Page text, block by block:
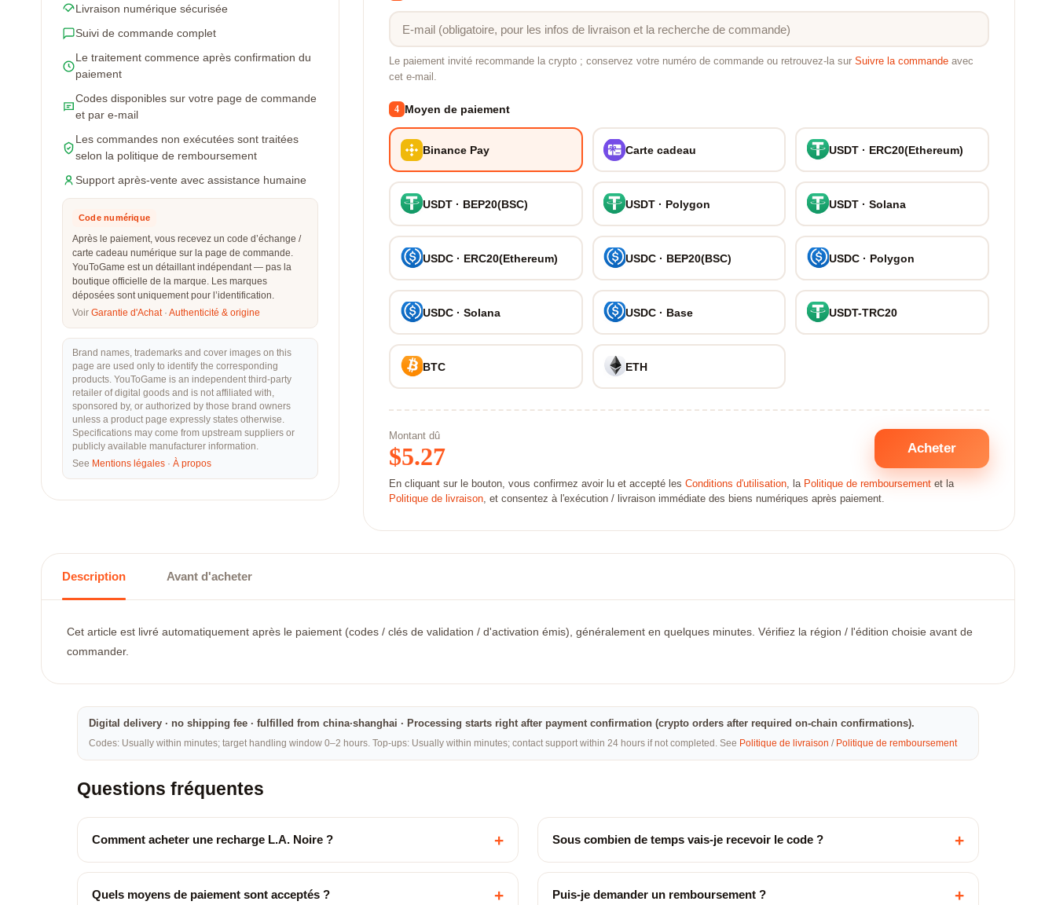
Livraison numérique sécurisée
Suivi de commande complet
Le traitement commence après confirmation du
paiement
Codes disponibles sur votre page de commande
et par e-mail
Les commandes non exécutées sont traitées
selon la politique de remboursement
Support après-vente avec assistance humaine
Code numérique
Après le paiement, vous recevez un code d’échange /
carte cadeau numérique sur la page de commande.
YouToGame est un détaillant indépendant — pas la
boutique officielle de la marque. Les marques
déposées sont uniquement pour l’identification.
Voir Garantie d'Achat· Authenticité & origine
Brand names, trademarks and cover images on this
page are used only to identify the corresponding
products. YouToGame is an independent third-party
retailer of digital goods and is not affiliated with,
sponsored by, or authorized by those brand owners
unless a product page expressly states otherwise.
Specifications may come from upstream suppliers or
publicly available manufacturer information.
See Mentions légales · À propos
Le paiement invité recommande la crypto ; conservez votre numéro de commande ou retrouvez-la sur Suivre la commande avec
cet e-mail.
4 Moyen de paiement
Binance Pay Carte cadeau USDT · ERC20(Ethereum)
USDT · BEP20(BSC) USDT · Polygon USDT · Solana
USDC · ERC20(Ethereum) USDC · BEP20(BSC) USDC · Polygon
USDC · Solana USDC · Base USDT-TRC20
BTC ETH
Montant dû
$5.27 Acheter
En cliquant sur le bouton, vous confirmez avoir lu et accepté les Conditions d'utilisation, la Politique de remboursement et la
Politique de livraison, et consentez à l'exécution / livraison immédiate des biens numériques après paiement.
Description Avant d'acheter
Cet article est livré automatiquement après le paiement (codes / clés de validation / d'activation émis), généralement en quelques minutes. Vérifiez la région / l'édition choisie avant de
commander.
Digital delivery · no shipping fee · fulfilled from china·shanghai · Processing starts right after payment confirmation (crypto orders after required on-chain confirmations).
Codes: Usually within minutes; target handling window 0–2 hours. Top-ups: Usually within minutes; contact support within 24 hours if not completed. See Politique de livraison / Politique de remboursement
Questions fréquentes
Comment acheter une recharge L.A. Noire ? + Sous combien de temps vais-je recevoir le code ? +
Quels moyens de paiement sont acceptés ? + Puis-je demander un remboursement ? +